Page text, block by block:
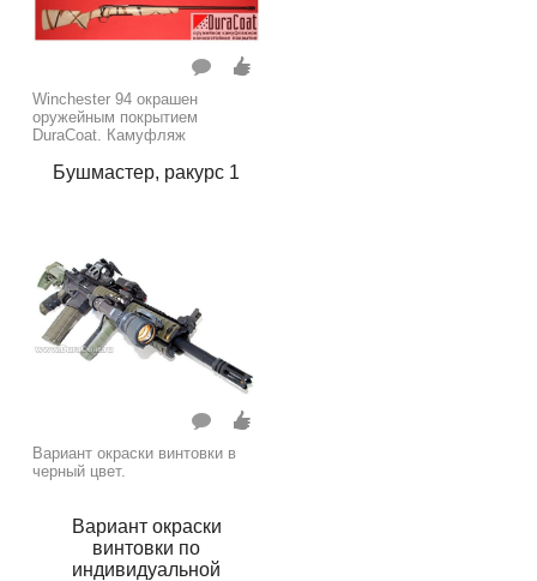
Winchester 94 окрашен
оружейным покрытием
DuraCoat. Камуфляж
Бушмастер, ракурс 1
Вариант окраски винтовки в
черный цвет.
Вариант окраски
винтовки по
индивидуальной